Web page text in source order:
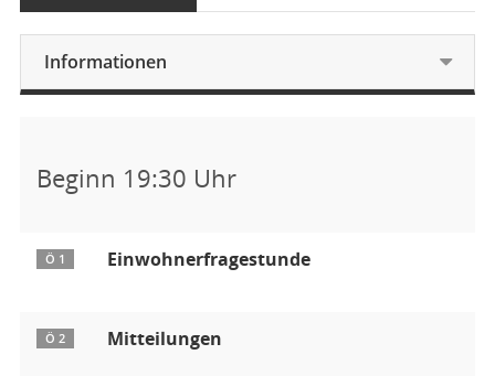
Informationen
Beginn 19:30 Uhr
Ö 1 Einwohnerfragestunde
Ö 2 Mitteilungen